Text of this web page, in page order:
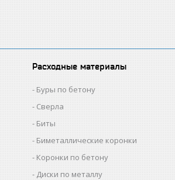
Расходные материалы
Буры по бетону
Сверла
Биты
Биметаллические коронки
Коронки по бетону
Диски по металлу